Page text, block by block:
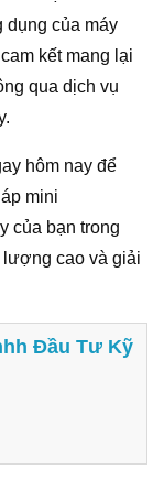
dụng của máy
kết mang lại
qua dịch vụ
hôm nay để
mini
của bạn trong
lượng cao và giải
Đầu Tư Kỹ